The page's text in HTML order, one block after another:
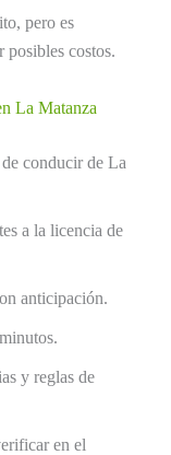
pero es
posibles costos.
La Matanza
conducir de La
a la licencia de
anticipación.
y reglas de
en el